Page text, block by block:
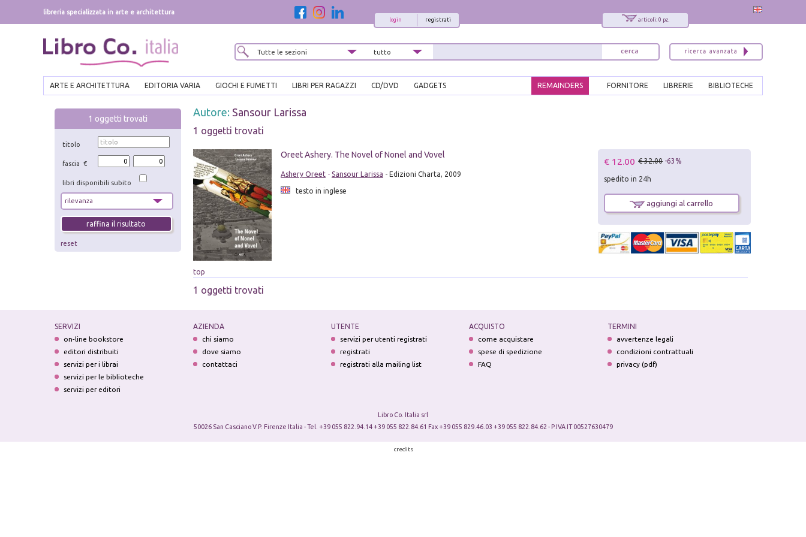
libreria specializzata in arte e architettura
articoli: 0 pz.
registrati
login
ARTE E ARCHITETTURA EDITORIA VARIA GIOCHI E FUMETTI LIBRI PER RAGAZZI CD/DVD GADGETS BIBLIOTECHE
LIBRERIE
FORNITORE
REMAINDERS
1 oggetti trovati
titolo
fascia €
libri disponibili subito
reset
Autore: Sansour Larissa
1 oggetti trovati
Oreet Ashery. The Novel of Nonel and Vovel
Ashery Oreet- Sansour Larissa - Edizioni Charta, 2009
testo in inglese
€ 12.00 € 32.00 -63%
spedito in 24h
aggiungi al carrello
top
1 oggetti trovati
SERVIZI
on-line bookstore
editori distribuiti
servizi per i librai
servizi per le biblioteche
servizi per editori
AZIENDA
chi siamo
dove siamo
contattaci
UTENTE
servizi per utenti registrati
registrati
registrati alla mailing list
ACQUISTO
come acquistare
spese di spedizione
FAQ
TERMINI
avvertenze legali
condizioni contrattuali
privacy (pdf)
Libro Co. Italia srl
50026 San Casciano V.P. Firenze Italia - Tel. +39 055 822.94.14 +39 055 822.84.61 Fax +39 055 829.46.03 +39 055 822.84.62 - P.IVA IT 00527630479
credits